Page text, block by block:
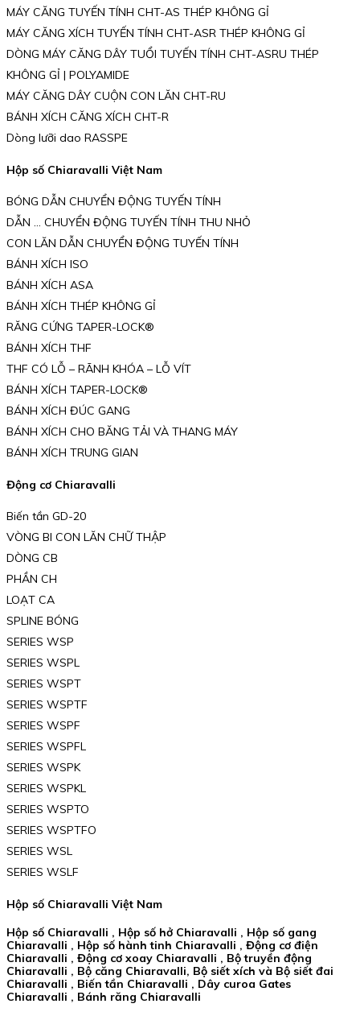
MÁY CĂNG TUYẾN TÍNH CHT-AS THÉP KHÔNG GỈ
MÁY CĂNG XÍCH TUYẾN TÍNH CHT-ASR THÉP KHÔNG GỈ
DÒNG MÁY CĂNG DÂY TUỔI TUYẾN TÍNH CHT-ASRU THÉP
KHÔNG GỈ | POLYAMIDE
MÁY CĂNG DÂY CUỘN CON LĂN CHT-RU
BÁNH XÍCH CĂNG XÍCH CHT-R
Dòng lưỡi dao RASSPE
Hộp số Chiaravalli Việt Nam
BÓNG DẪN CHUYỂN ĐỘNG TUYẾN TÍNH
DẪN … CHUYỂN ĐỘNG TUYẾN TÍNH THU NHỎ
CON LĂN DẪN CHUYỂN ĐỘNG TUYẾN TÍNH
BÁNH XÍCH ISO
BÁNH XÍCH ASA
BÁNH XÍCH THÉP KHÔNG GỈ
RĂNG CỨNG TAPER-LOCK®
BÁNH XÍCH THF
THF CÓ LỖ – RÃNH KHÓA – LỖ VÍT
BÁNH XÍCH TAPER-LOCK®
BÁNH XÍCH ĐÚC GANG
BÁNH XÍCH CHO BĂNG TẢI VÀ THANG MÁY
BÁNH XÍCH TRUNG GIAN
Động cơ Chiaravalli
Biến tần GD-20
VÒNG BI CON LĂN CHỮ THẬP
DÒNG CB
PHẦN CH
LOẠT CA
SPLINE BÓNG
SERIES WSP
SERIES WSPL
SERIES WSPT
SERIES WSPTF
SERIES WSPF
SERIES WSPFL
SERIES WSPK
SERIES WSPKL
SERIES WSPTO
SERIES WSPTFO
SERIES WSL
SERIES WSLF
Hộp số Chiaravalli Việt Nam
Hộp số Chiaravalli , Hộp số hở Chiaravalli , Hộp số gang
Chiaravalli , Hộp số hành tinh Chiaravalli , Động cơ điện
Chiaravalli , Động cơ xoay Chiaravalli , Bộ truyền động
Chiaravalli , Bộ căng Chiaravalli, Bộ siết xích và Bộ siết đai
Chiaravalli , Biến tần Chiaravalli , Dây curoa Gates
Chiaravalli , Bánh răng Chiaravalli